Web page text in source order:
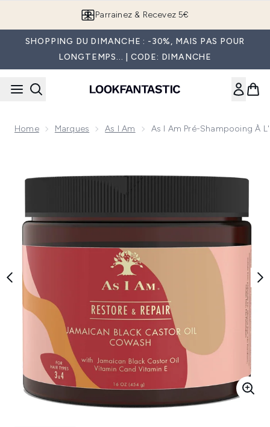
Parrainez & Recevez 5€
SHOPPING DU DIMANCHE : -30%, MAIS PAS POUR
LONGTEMPS... | CODE: DIMANCHE
Home Marques As I Am As I Am Pré-Shampooing À